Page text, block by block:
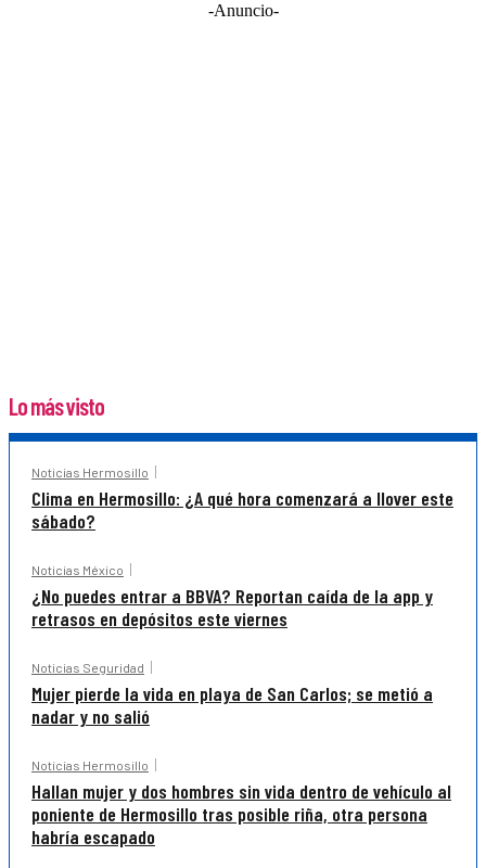
-Anuncio-
Lo más visto
Noticias Hermosillo
Clima en Hermosillo: ¿A qué hora comenzará a llover este
sábado?
Noticias México
¿No puedes entrar a BBVA? Reportan caída de la app y
retrasos en depósitos este viernes
Noticias Seguridad
Mujer pierde la vida en playa de San Carlos; se metió a
nadar y no salió
Noticias Hermosillo
Hallan mujer y dos hombres sin vida dentro de vehículo al
poniente de Hermosillo tras posible riña, otra persona
habría escapado